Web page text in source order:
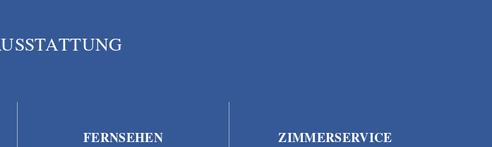
FERNSEHEN ZIMMERSERVICE